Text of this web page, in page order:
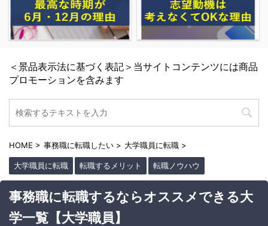
＜景品表示法に基づく表記＞当サイトコンテンツには商品
プロモーションを含みます
HOME > 事務職に転職したい > 大学職員に転職 >
大学職員に転職 転職するメリット 転職ノウハウ
事務職に転職するならオススメできる大
学一覧【大学職員】